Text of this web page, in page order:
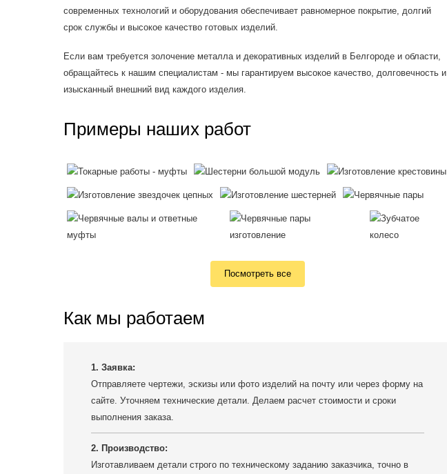
современных технологий и оборудования обеспечивает равномерное покрытие, долгий
срок службы и высокое качество готовых изделий.
Если вам требуется золочение металла и декоративных изделий в Белгороде и области,
обращайтесь к нашим специалистам - мы гарантируем высокое качество, долговечность и
изысканный внешний вид каждого изделия.
Примеры наших работ
Посмотреть все
Как мы работаем
1. Заявка:
Отправляете чертежи, эскизы или фото изделий на почту или через форму на
сайте. Уточняем технические детали. Делаем расчет стоимости и сроки
выполнения заказа.
2. Производство:
Изготавливаем детали строго по техническому заданию заказчика, точно в